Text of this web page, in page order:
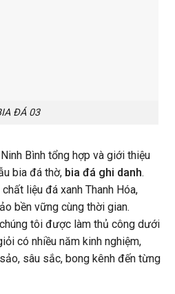
ĐÁ 03
Bình tổng hợp và giới thiệu
bia đá thờ, bia đá ghi danh.
liệu đá xanh Thanh Hóa,
bền vững cùng thời gian.
tôi được làm thủ công dưới
có nhiều năm kinh nghiệm,
sâu sắc, bong kênh đến từng